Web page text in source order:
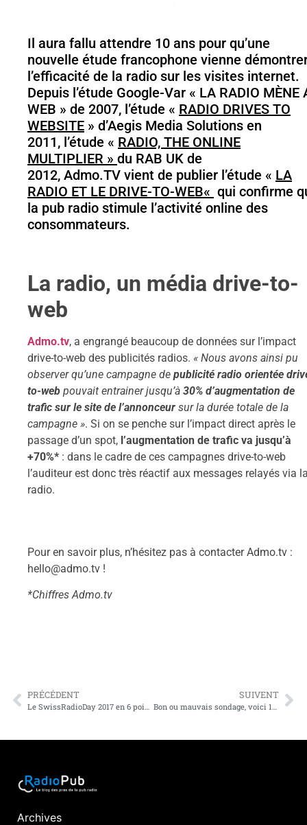
Il aura fallu attendre 10 ans pour qu’une
nouvelle étude francophone vienne
l’efficacité de la radio sur les visites internet.
Depuis l’étude Google-Var « LA RADIO MÈNE
WEB » de 2007, l’étude « RADIO DRIVES TO
WEBSITE » d’Aegis Media Solutions en
2011, l’étude « RADIO, THE ONLINE
MULTIPLIER » du RAB UK de
2012, Admo.TV vient de publier l’étude « LA
RADIO ET LE DRIVE-TO-WEB« qui confirme
la pub radio stimule l’activité online des
consommateurs.
La radio, un média drive-to-
web
Admo.tv, a engrangé beaucoup de données sur l’impact
drive-to-web des publicités radios. « Nous avons ainsi pu
observer qu’une campagne de publicité radio orientée
to-web pouvait entrainer jusqu’à 30% d’augmentation de
trafic sur le site de l’annonceur sur la durée totale de la
campagne ». Si on se penche sur l’impact direct après le
passage d’un spot, l’augmentation de trafic va jusqu’à
+70%* : dans le cadre de ces campagnes drive-to-web
l’auditeur est donc très réactif aux messages relayés via
radio.
Pour en savoir plus, n’hésitez pas à contacter Admo.tv :
hello@admo.tv !
*Chiffres Admo.tv
PRÉCÉDENT SUIVENT
Archives